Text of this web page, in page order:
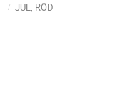
JUL, RÖD